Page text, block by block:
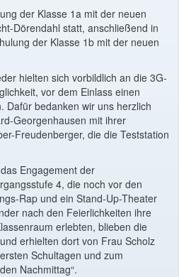
der Klasse 1a mit der neuen
Dörendahl statt, anschließend in
der Klasse 1b mit der neuen
hielten sich vorbildlich an die 3G-
vor dem Einlass einen
Dafür bedanken wir uns herzlich
Georgenhausen mit ihrer
Freudenberger, die die Teststation
Engagement der
4, die noch vor den
Rap und ein Stand-Up-Theater
nach den Feierlichkeiten ihre
erlebten, blieben die
erhielten dort von Frau Scholz
Schultagen und zum
Nachmittag“.